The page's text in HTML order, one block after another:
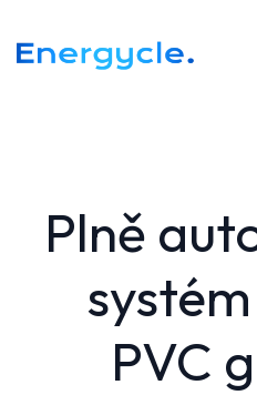
Plně
PVC